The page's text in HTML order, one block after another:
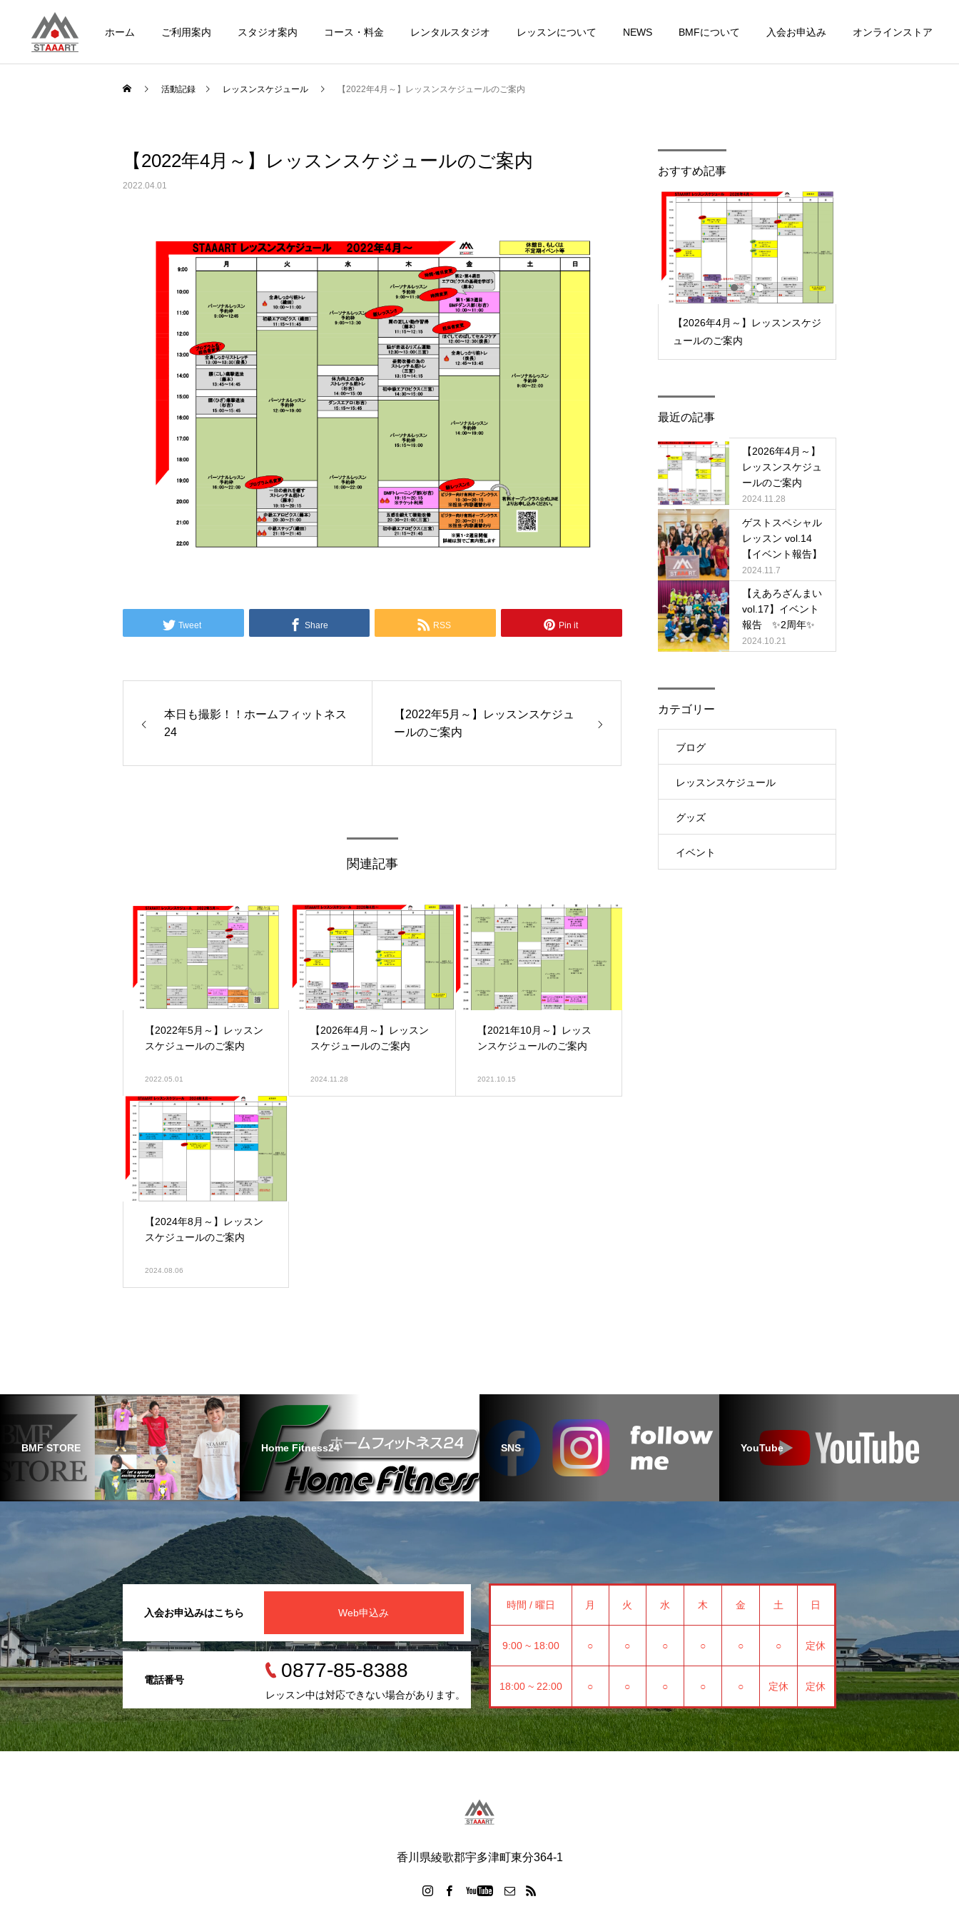
ホーム ご利用案内 スタジオ案内 コース・料金 レンタルスタジオ レッスンについて NEWS BMFについて 入会お申込み オンラインストア
活動記録 レッスンスケジュール 【2022年4月～】レッスンスケジュールのご案内
【2022年4月～】レッスンスケジュールのご案内
2022.04.01
Tweet Share RSS Pin it
本日も撮影！！ホームフィットネス
24
【2022年5月～】レッスンスケジュ
ールのご案内
関連記事
【2022年5月～】レッスン
スケジュールのご案内
2022.05.01
【2026年4月～】レッスン
スケジュールのご案内
2024.11.28
【2021年10月～】レッス
ンスケジュールのご案内
2021.10.15
【2024年8月～】レッスン
スケジュールのご案内
2024.08.06
おすすめ記事
ント報告 ✨2周年✨
【2026年4月～】レッスンスケジ
ュールのご案内
最近の記事
【2026年4月～】
レッスンスケジュ
ールのご案内
2024.11.28
ゲストスペシャル
レッスン vol.14
【イベント報告】
2024.11.7
【えあろざんまい
vol.17】イベント
報告 ✨2周年✨
2024.10.21
カテゴリー
ブログ
レッスンスケジュール
グッズ
イベント
BMF STORE Home Fitness24 SNS YouTube
入会お申込みはこちら Web申込み
電話番号 0877-85-8388
レッスン中は対応できない場合があります。
時間 / 曜日 月 火 水 木 金 土 日
9:00 ~ 18:00 ○ ○ ○ ○ ○ ○ 定休
18:00 ~ 22:00 ○ ○ ○ ○ ○ 定休 定休
香川県綾歌郡宇多津町東分364-1